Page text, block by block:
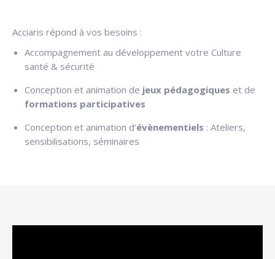
Acciaris répond à vos besoins :
Accompagnement au développement votre Culture
santé & sécurité
Conception et animation de jeux pédagogiques et de
formations participatives
Conception et animation d’évènementiels : Ateliers,
sensibilisations, séminaires